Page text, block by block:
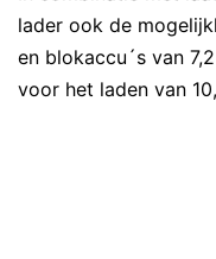
lader ook de
en blokaccu´s van
voor het laden van